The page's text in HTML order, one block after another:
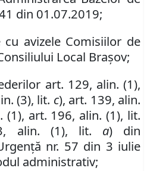
din 01.07.2019;
avizele Comisiilor de
Local Brașov;
art. 129, alin. (1),
(3), lit. c), art. 139, alin.
(1), art. 196, alin. (1), lit.
alin. (1), lit. a) din
nr. 57 din 3 iulie
administrativ;